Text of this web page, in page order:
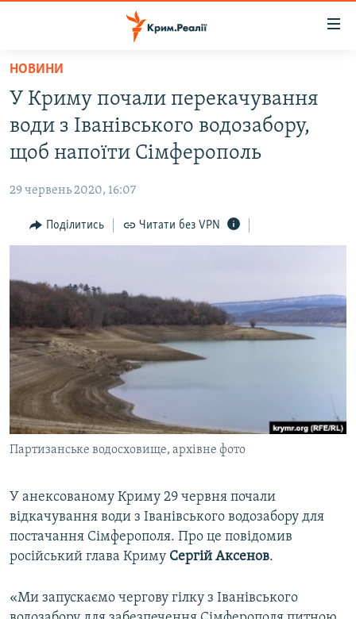
Перейти
основного
матеріалу
Перейти
до
основної
навігації
Перейти
до
ВОДА.КРИМ
ВІДЕО ТА ФОТО
БЛОГИ
ПОГЛЯД
ВСЕ ЗА ДЕНЬ
СПЕЦПРОЕКТИ
ДЕПОРТАЦІЯ
ВІДЕОУРОКИ «ELIFBE»
СВІДЧЕННЯ ОКУПАЦІЇ
УКРАЇНСЬКА ПРОБЛЕМА КРИМУ
ІНФОГРАФІКА
ЯК ОБІЙТИ БЛОКУВАННЯ
Русский
Qırımtatar
ДОЛУЧАЙСЯ!
Усі сайти RFE/RL
НОВИНИ
У Криму почали перекачування
води з Іванівського водозабору,
щоб напоїти Сімферополь
29 червень 2020, 16:07
Поділитись Читати без VPN
Партизанське водосховище, архівне фото
У анексованому Криму 29 червня почали
відкачування води з Іванівського водозабору для
постачання Сімферополя. Про це повідомив
російський глава Криму Сергій Аксенов.
«Ми запускаємо чергову гілку з Іванівського